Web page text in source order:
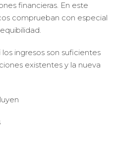
financieras. En este
comprueban con especial
ingresos son suficientes
existentes y la nueva